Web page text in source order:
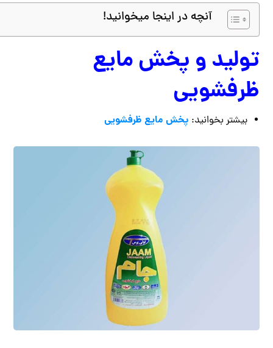
آنچه در اینجا میخوانید!
تولید و پخش مایع
ظرفشویی
بیشتر بخوانید: پخش مایع ظرفشویی